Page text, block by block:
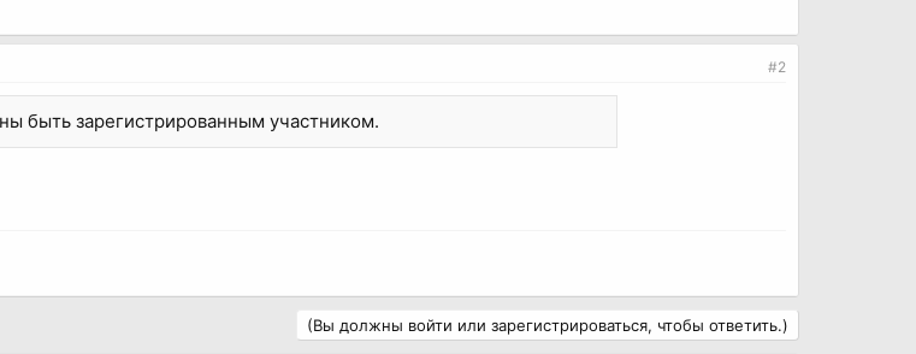
#2
быть зарегистрированным участником.
(Вы должны войти или зарегистрироваться, чтобы ответить.)